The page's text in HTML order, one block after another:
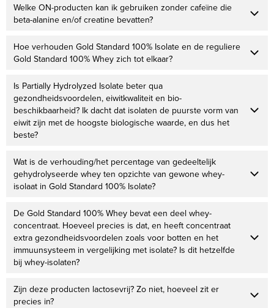
Welke ON-producten kan ik gebruiken zonder cafeïne die
beta-alanine en/of creatine bevatten?
Hoe verhouden Gold Standard 100% Isolate en de reguliere
Gold Standard 100% Whey zich tot elkaar?
Is Partially Hydrolyzed Isolate beter qua
gezondheidsvoordelen, eiwitkwaliteit en bio-
beschikbaarheid? Ik dacht dat isolaten de puurste vorm van
eiwit zijn met de hoogste biologische waarde, en dus het
beste?
Wat is de verhouding/het percentage van gedeeltelijk
gehydrolyseerde whey ten opzichte van gewone whey-
isolaat in Gold Standard 100% Isolate?
De Gold Standard 100% Whey bevat een deel whey-
concentraat. Hoeveel precies is dat, en heeft concentraat
extra gezondheidsvoordelen zoals voor botten en het
immuunsysteem in vergelijking met isolate? Is dit hetzelfde
bij whey-isolaten?
Zijn deze producten lactosevrij? Zo niet, hoeveel zit er
precies in?